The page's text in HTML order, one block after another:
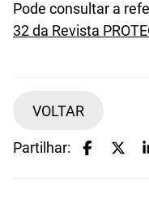
Pode consultar a
32 da Revista
VOLTAR
Partilhar: